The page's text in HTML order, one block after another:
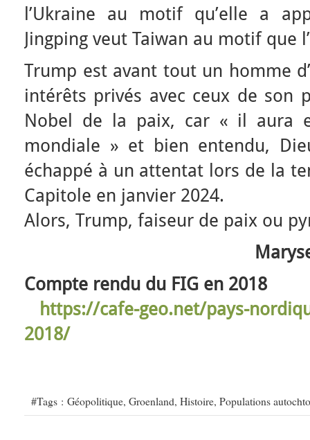
l’Ukraine au motif qu’elle a
Jingping veut Taiwan au motif que
Trump est avant tout un homme
intérêts privés avec ceux de son
Nobel de la paix, car « il aura
mondiale » et bien entendu,
échappé à un attentat lors de la
Capitole en janvier 2024.
Alors, Trump, faiseur de paix ou
Compte rendu du FIG en 2018
https://cafe-geo.net/pays-
2018/
#Tags : Géopolitique, Groenland, Histoire, Populations